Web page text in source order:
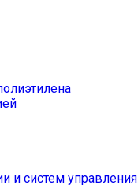
и систем управления